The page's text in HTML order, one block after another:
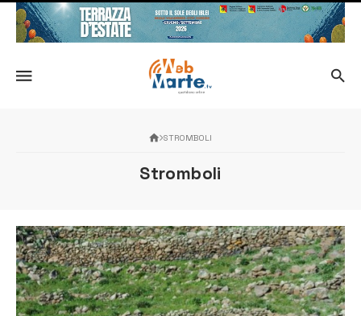
STROMBOLI
Stromboli